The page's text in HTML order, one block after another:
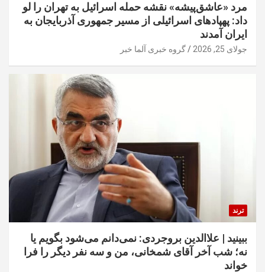
مرد «عاشق‌پیشه» نقشه حمله اسرائیل به تهران را لو
داد: پهپادهای اسرائیلی از مسیر جمهوری آذربایجان به
ایران آمدند
جولای 25, 2026 گروه خبری آلما خبر
ترند
ببینید | علاالدین بروجردی: نمی‌دانم می‌شود بگویم یا
نه؛ شب آخر آقای شمخانی، من و سه نفر دیگر را فرا
خواند